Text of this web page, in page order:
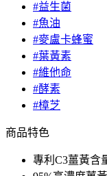
#益生菌
#魚油
#麥盧卡蜂蜜
#葉黃素
#維他命
#酵素
#樟芝
商品特色
專利C3薑黃含